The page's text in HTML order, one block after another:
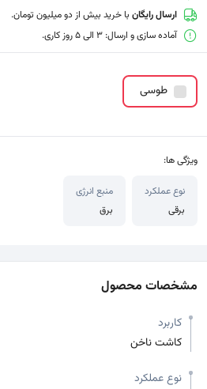
ارسال رایگان با خرید بیش از دو میلیون تومان.
آماده سازی و ارسال: 3 الی 5 روز کاری.
گزینه ها
طوسی
ویژگی ها:
نوع عملکرد
برقی
منبع انرژی
برق
مشخصات محصول
کاربرد
کاشت ناخن
نوع عملکرد